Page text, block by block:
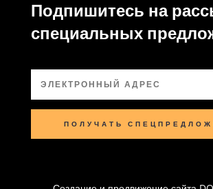
Подпишитесь на
специальных
ПОЛУЧАТЬ